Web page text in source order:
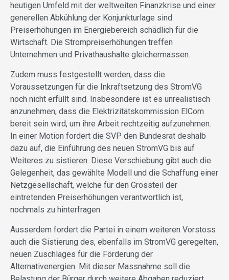
heutigen Umfeld mit der weltweiten Finanzkrise und einer
generellen Abkühlung der Konjunkturlage sind
Preiserhöhungen im Energiebereich schädlich für die
Wirtschaft. Die Strompreiserhöhungen treffen
Unternehmen und Privathaushalte gleichermassen.
Zudem muss festgestellt werden, dass die
Voraussetzungen für die Inkraftsetzung des StromVG
noch nicht erfüllt sind. Insbesondere ist es unrealistisch
anzunehmen, dass die Elektrizitätskommission ElCom
bereit sein wird, um ihre Arbeit rechtzeitig aufzunehmen.
In einer Motion fordert die SVP den Bundesrat deshalb
dazu auf, die Einführung des neuen StromVG bis auf
Weiteres zu sistieren. Diese Verschiebung gibt auch die
Gelegenheit, das gewählte Modell und die Schaffung einer
Netzgesellschaft, welche für den Grossteil der
eintretenden Preiserhöhungen verantwortlich ist,
nochmals zu hinterfragen.
Ausserdem fordert die Partei in einem weiteren Vorstoss
auch die Sistierung des, ebenfalls im StromVG geregelten,
neuen Zuschlages für die Förderung der
Alternativenergien. Mit dieser Massnahme soll die